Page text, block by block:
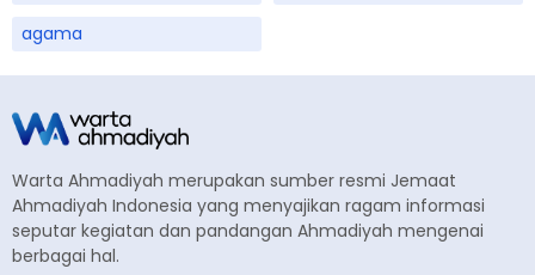
agama
Warta Ahmadiyah merupakan sumber resmi Jemaat
Ahmadiyah Indonesia yang menyajikan ragam informasi
seputar kegiatan dan pandangan Ahmadiyah mengenai
berbagai hal.